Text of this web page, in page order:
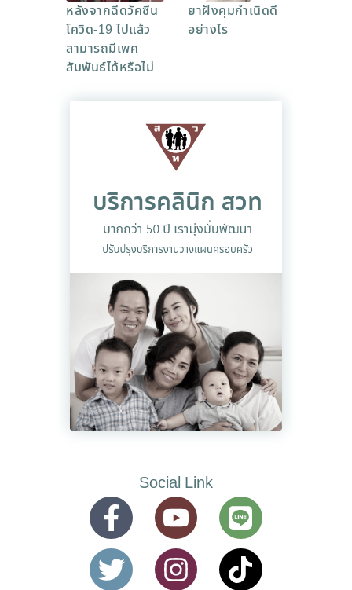
หลังจากฉีดวัคซีน
โควิด-19 ไปแล้ว
สามารถมีเพศ
สัมพันธ์ได้หรือไม่
ยาฝังคุมกำเนิดดี
อย่างไร
Social Link